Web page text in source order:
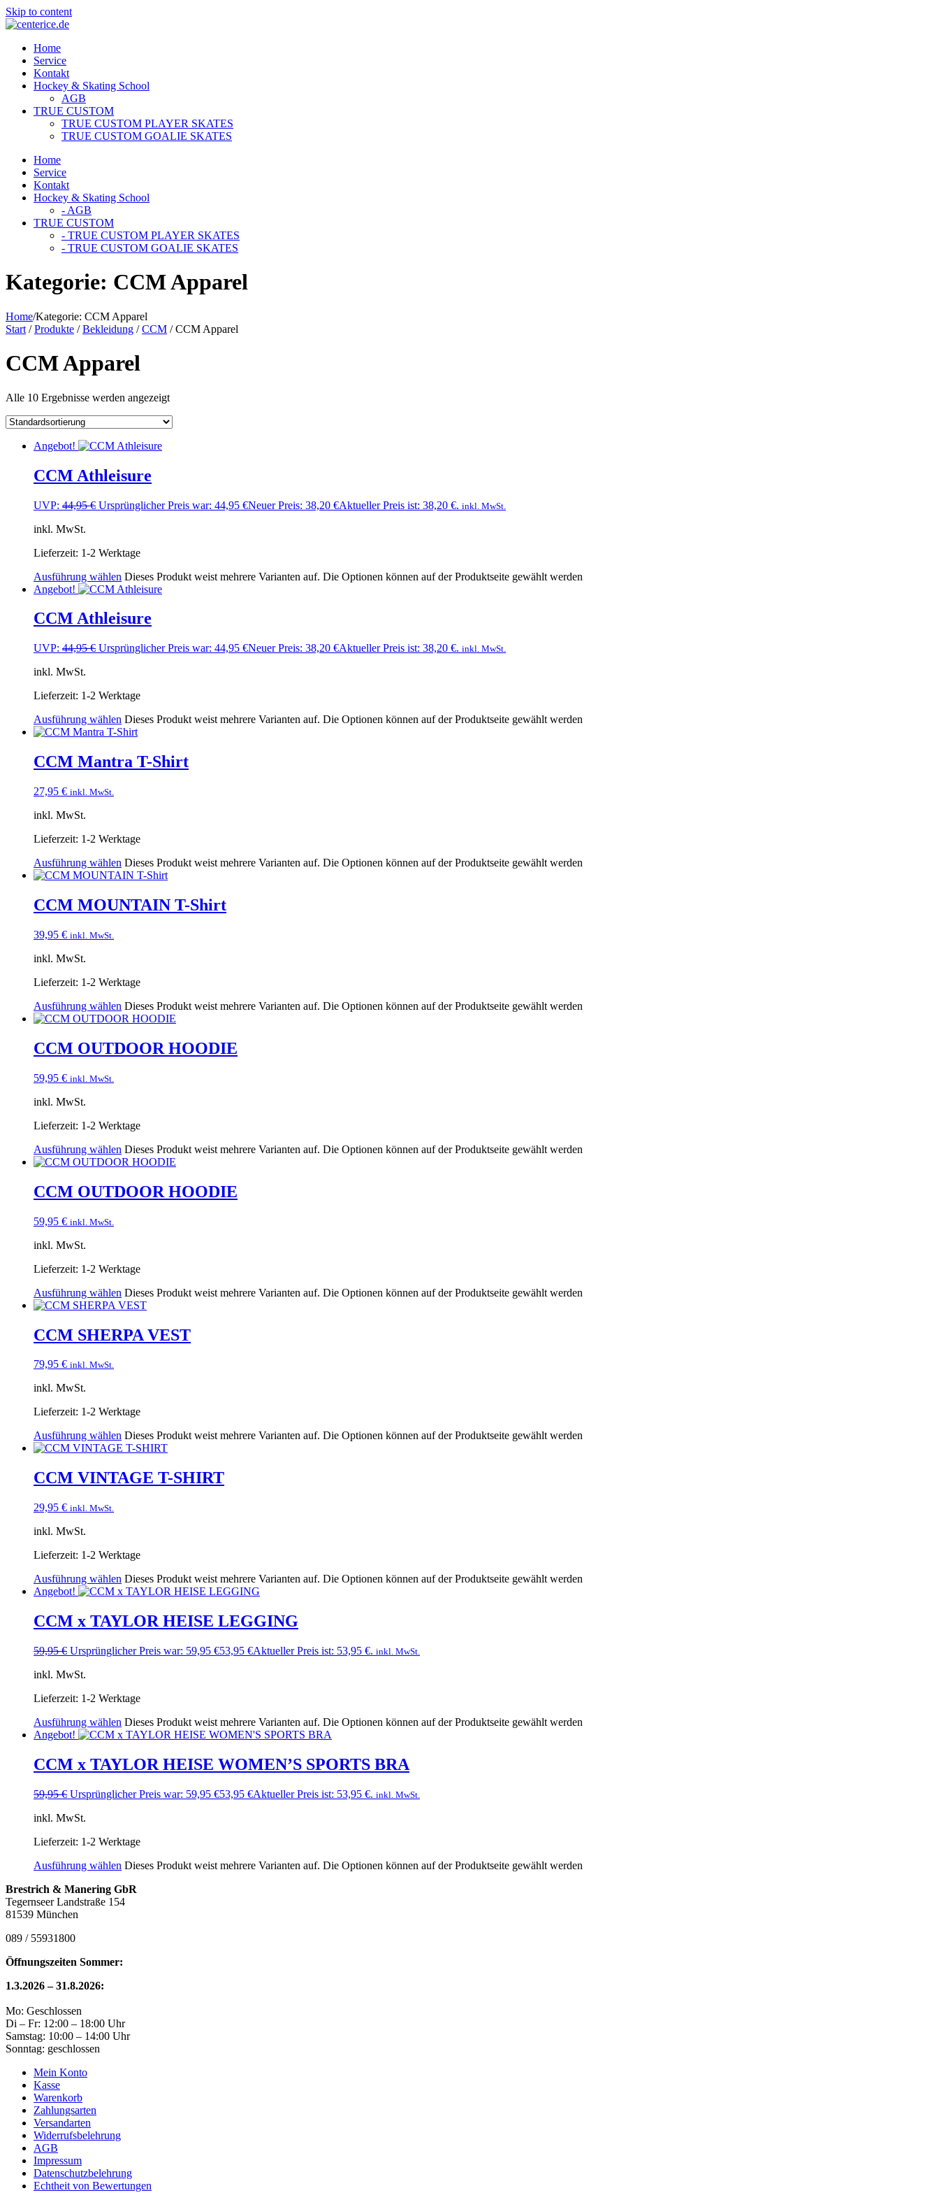
Skip to content
Home
Service
Kontakt
Hockey & Skating School
AGB
TRUE CUSTOM
TRUE CUSTOM PLAYER SKATES
TRUE CUSTOM GOALIE SKATES
Home
Service
Kontakt
Hockey & Skating School
- AGB
TRUE CUSTOM
- TRUE CUSTOM PLAYER SKATES
- TRUE CUSTOM GOALIE SKATES
Kategorie: CCM Apparel
Home/Kategorie: CCM Apparel
Start /Produkte /Bekleidung /CCM / CCM Apparel
CCM Apparel
Alle 10 Ergebnisse werden angezeigt
Angebot!
CCM Athleisure
UVP: 44,95€ Ursprünglicher Preis war: 44,95 €Neuer Preis: 38,20 €Aktueller Preis ist: 38,20 €. inkl. MwSt.
inkl. MwSt.
Lieferzeit: 1-2 Werktage
Ausführung wählen Dieses Produkt weist mehrere Varianten auf. Die Optionen können auf der Produktseite gewählt werden
Angebot!
CCM Athleisure
UVP: 44,95€ Ursprünglicher Preis war: 44,95 €Neuer Preis: 38,20 €Aktueller Preis ist: 38,20 €. inkl. MwSt.
inkl. MwSt.
Lieferzeit: 1-2 Werktage
Ausführung wählen Dieses Produkt weist mehrere Varianten auf. Die Optionen können auf der Produktseite gewählt werden
CCM Mantra T-Shirt
27,95 € inkl. MwSt.
inkl. MwSt.
Lieferzeit: 1-2 Werktage
Ausführung wählen Dieses Produkt weist mehrere Varianten auf. Die Optionen können auf der Produktseite gewählt werden
CCM MOUNTAIN T-Shirt
39,95 € inkl. MwSt.
inkl. MwSt.
Lieferzeit: 1-2 Werktage
Ausführung wählen Dieses Produkt weist mehrere Varianten auf. Die Optionen können auf der Produktseite gewählt werden
CCM OUTDOOR HOODIE
59,95 € inkl. MwSt.
inkl. MwSt.
Lieferzeit: 1-2 Werktage
Ausführung wählen Dieses Produkt weist mehrere Varianten auf. Die Optionen können auf der Produktseite gewählt werden
CCM OUTDOOR HOODIE
59,95 € inkl. MwSt.
inkl. MwSt.
Lieferzeit: 1-2 Werktage
Ausführung wählen Dieses Produkt weist mehrere Varianten auf. Die Optionen können auf der Produktseite gewählt werden
CCM SHERPA VEST
79,95 € inkl. MwSt.
inkl. MwSt.
Lieferzeit: 1-2 Werktage
Ausführung wählen Dieses Produkt weist mehrere Varianten auf. Die Optionen können auf der Produktseite gewählt werden
CCM VINTAGE T-SHIRT
29,95 € inkl. MwSt.
inkl. MwSt.
Lieferzeit: 1-2 Werktage
Ausführung wählen Dieses Produkt weist mehrere Varianten auf. Die Optionen können auf der Produktseite gewählt werden
Angebot!
CCM x TAYLOR HEISE LEGGING
59,95€ Ursprünglicher Preis war: 59,95 €53,95 €Aktueller Preis ist: 53,95 €. inkl. MwSt.
inkl. MwSt.
Lieferzeit: 1-2 Werktage
Ausführung wählen Dieses Produkt weist mehrere Varianten auf. Die Optionen können auf der Produktseite gewählt werden
Angebot!
CCM x TAYLOR HEISE WOMEN’S SPORTS BRA
59,95€ Ursprünglicher Preis war: 59,95 €53,95 €Aktueller Preis ist: 53,95 €. inkl. MwSt.
inkl. MwSt.
Lieferzeit: 1-2 Werktage
Ausführung wählen Dieses Produkt weist mehrere Varianten auf. Die Optionen können auf der Produktseite gewählt werden
Brestrich & Manering GbR
Tegernseer Landstraße 154
81539 München
089 / 55931800
Öffnungszeiten Sommer:
1.3.2026 – 31.8.2026:
Mo: Geschlossen
Di – Fr: 12:00 – 18:00 Uhr
Samstag: 10:00 – 14:00 Uhr
Sonntag: geschlossen
Mein Konto
Kasse
Warenkorb
Zahlungsarten
Versandarten
Widerrufsbelehrung
AGB
Impressum
Datenschutzbelehrung
Echtheit von Bewertungen